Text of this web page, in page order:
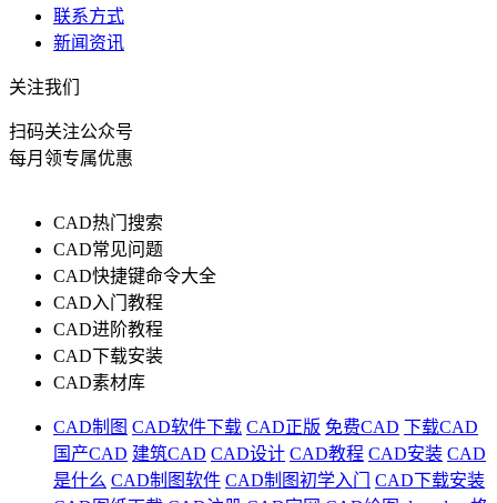
联系方式
新闻资讯
关注我们
扫码关注公众号
每月领专属优惠
CAD热门搜索
CAD常见问题
CAD快捷键命令大全
CAD入门教程
CAD进阶教程
CAD下载安装
CAD素材库
CAD制图 CAD软件下载 CAD正版 免费CAD 下载CAD
国产CAD 建筑CAD CAD设计 CAD教程 CAD安装 CAD
是什么 CAD制图软件 CAD制图初学入门
CAD下载安装